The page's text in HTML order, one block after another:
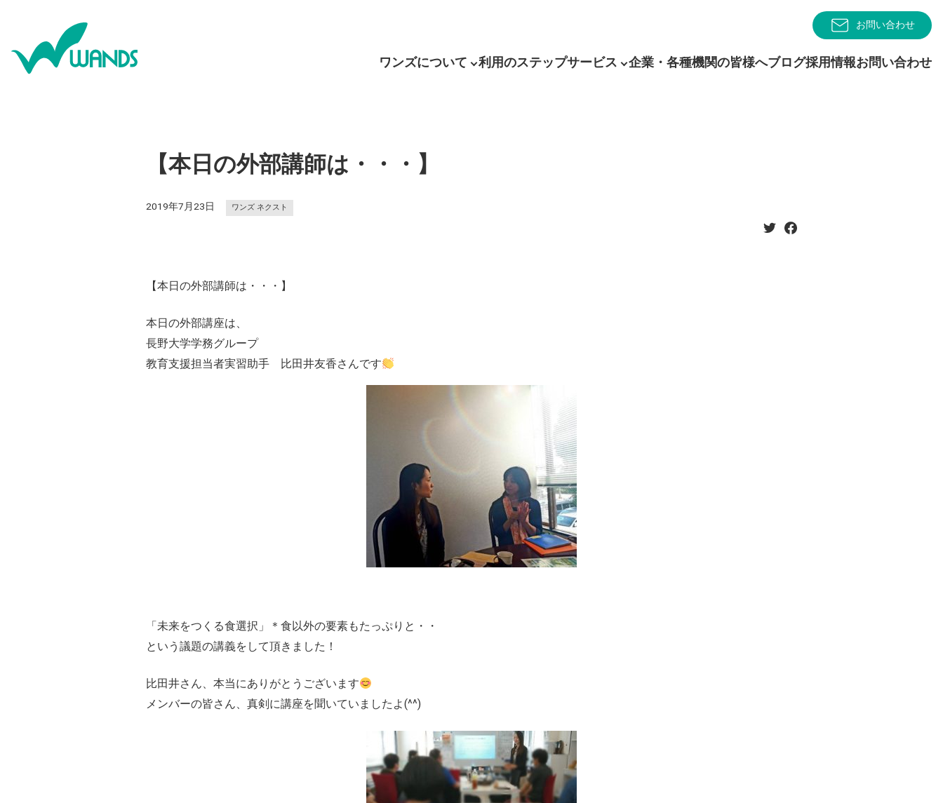
お問い合わせ
ワンズについて 利用のステップサービス 企業・各種機関の皆様へブログ採用情報お問い合わせ
【本日の外部講師は・・・】
2019年7月23日 ワンズ ネクスト
【本日の外部講師は・・・】
本日の外部講座は、
長野大学学務グループ
教育支援担当者実習助手 比田井友香さんです
「未来をつくる食選択」＊食以外の要素もたっぷりと・・
という議題の講義をして頂きました！
比田井さん、本当にありがとうございます
メンバーの皆さん、真剣に講座を聞いていましたよ(^^)